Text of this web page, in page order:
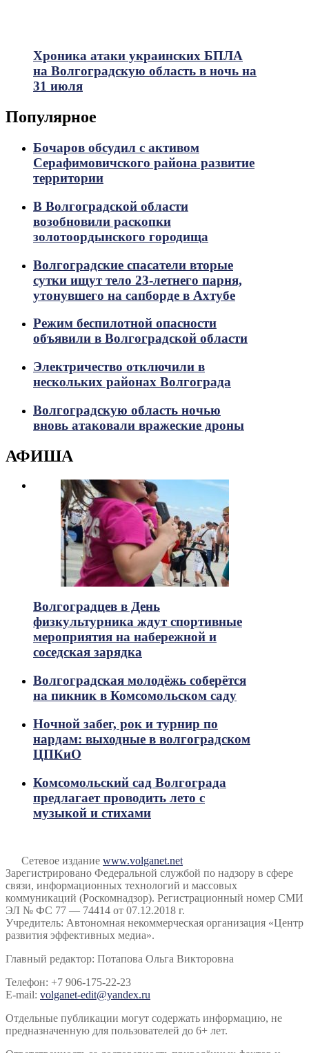
Хроника атаки украинских БПЛА
на Волгоградскую область в ночь на
31 июля
Популярное
Бочаров обсудил с активом
Серафимовичского района развитие
территории
В Волгоградской области
возобновили раскопки
золотоордынского городища
Волгоградские спасатели вторые
сутки ищут тело 23-летнего парня,
утонувшего на сапборде в Ахтубе
Режим беспилотной опасности
объявили в Волгоградской области
Электричество отключили в
нескольких районах Волгограда
Волгоградскую область ночью
вновь атаковали вражеские дроны
АФИША
Волгоградцев в День
физкультурника ждут спортивные
мероприятия на набережной и
соседская зарядка
Волгоградская молодёжь соберётся
на пикник в Комсомольском саду
Ночной забег, рок и турнир по
нардам: выходные в волгоградском
ЦПКиО
Комсомольский сад Волгограда
предлагает проводить лето с
музыкой и стихами
Сетевое издание www.volganet.net
Зарегистрировано Федеральной службой по надзору в сфере
связи, информационных технологий и массовых
коммуникаций (Роскомнадзор). Регистрационный номер СМИ
ЭЛ № ФС 77 — 74414 от 07.12.2018 г.
Учредитель: Автономная некоммерческая организация «Центр
развития эффективных медиа».
Главный редактор: Потапова Ольга Викторовна
Телефон: +7 906-175-22-23
E-mail: volganet-edit@yandex.ru
Отдельные публикации могут содержать информацию, не
предназначенную для пользователей до 6+ лет.